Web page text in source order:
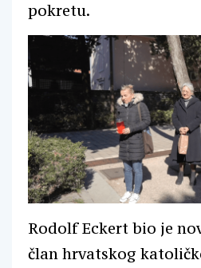
pokretu.
Rodolf Eckert bio je
član hrvatskog